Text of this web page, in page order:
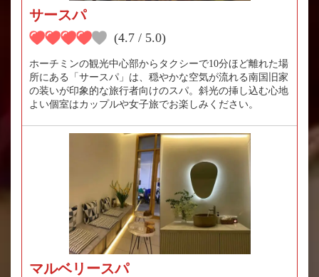
サースパ
(4.7 / 5.0)
ホーチミンの観光中心部からタクシーで10分ほど離れた場
所にある「サースパ」は、穏やかな空気が流れる南国旧家
の装いが印象的な旅行者向けのスパ。斜光の挿し込む心地
よい個室はカップルや女子旅でお楽しみください。
マルベリースパ